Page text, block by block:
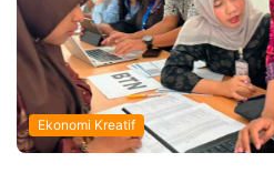
Ekonomi Kreatif